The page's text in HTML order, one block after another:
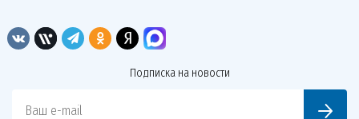
Подписка на новости
Ваш e-mail